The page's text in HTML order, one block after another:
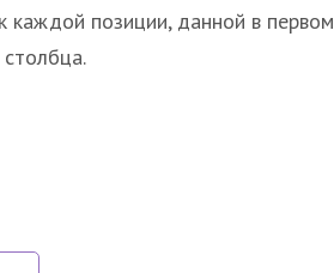
каждой позиции, данной в первом